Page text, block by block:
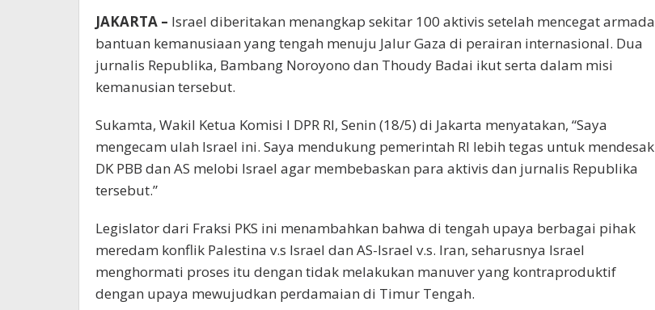
JAKARTA – Israel diberitakan menangkap sekitar 100 aktivis setelah mencegat armada
bantuan kemanusiaan yang tengah menuju Jalur Gaza di perairan internasional. Dua
jurnalis Republika, Bambang Noroyono dan Thoudy Badai ikut serta dalam misi
kemanusian tersebut.
Sukamta, Wakil Ketua Komisi I DPR RI, Senin (18/5) di Jakarta menyatakan, “Saya
mengecam ulah Israel ini. Saya mendukung pemerintah RI lebih tegas untuk mendesak
DK PBB dan AS melobi Israel agar membebaskan para aktivis dan jurnalis Republika
tersebut.”
Legislator dari Fraksi PKS ini menambahkan bahwa di tengah upaya berbagai pihak
meredam konflik Palestina v.s Israel dan AS-Israel v.s. Iran, seharusnya Israel
menghormati proses itu dengan tidak melakukan manuver yang kontraproduktif
dengan upaya mewujudkan perdamaian di Timur Tengah.